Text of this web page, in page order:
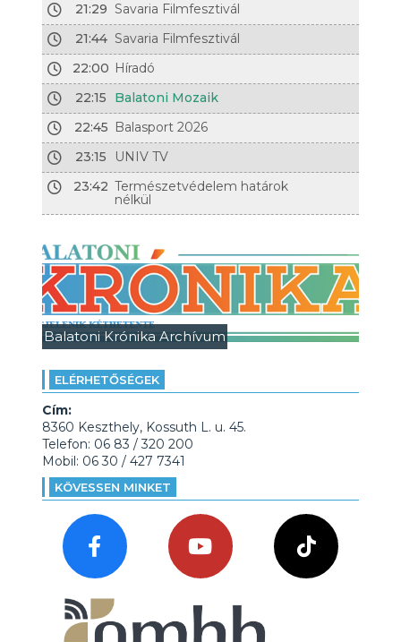
21:29 Savaria Filmfesztivál
21:44 Savaria Filmfesztivál
22:00 Híradó
22:15
Balatoni Mozaik
22:45 Balasport 2026
23:15
UNIV TV
23:42 Természetvédelem határok
nélkül
Balatoni Krónika Archívum
ELÉRHETŐSÉGEK
Cím:
8360 Keszthely, Kossuth L. u. 45.
Telefon: 06 83 / 320 200
Mobil: 06 30 / 427 7341
KÖVESSEN MINKET